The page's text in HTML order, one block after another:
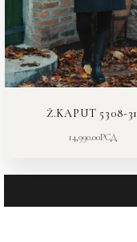
Ž.KAPUT 5308-31
14,990.00РСД